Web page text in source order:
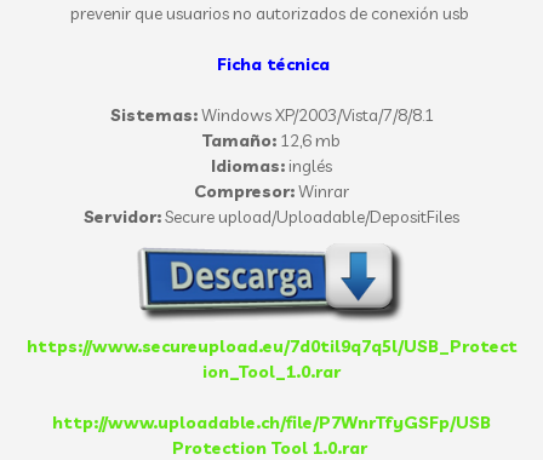
prevenir que usuarios no autorizados de conexión usb
Ficha técnica
Sistemas:Windows XP/2003/Vista/7/8/8.1
Tamaño: 12,6 mb
Idiomas: inglés
Compresor:Winrar
Servidor:Secure upload/Uploadable/DepositFiles
https://www.secureupload.eu/7d0til9q7q5l/USB_Protect
ion_Tool_1.0.rar
http://www.uploadable.ch/file/P7WnrTfyGSFp/USB
Protection Tool 1.0.rar